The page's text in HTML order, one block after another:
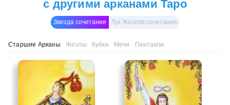
с другими арканами Таро
Звезда сочетания Туз Жезлов сочетания
Старшие Арканы Жезлы Кубки Мечи Пентакли